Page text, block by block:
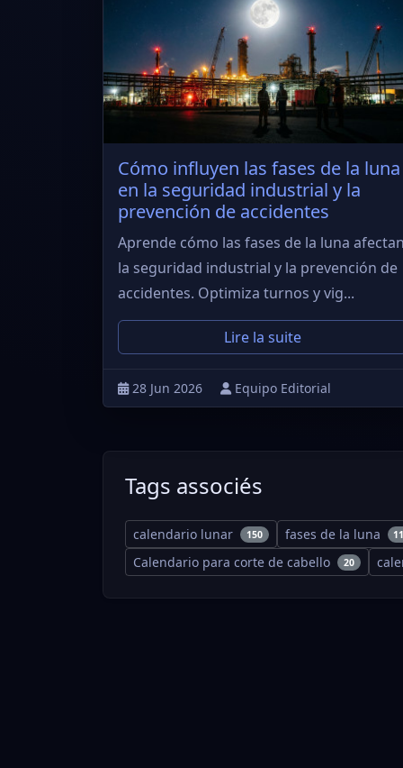
Cómo influyen las fases de la luna
en la seguridad industrial y la
prevención de accidentes
Aprende cómo las fases de la luna
la seguridad industrial y la prevención de
accidentes. Optimiza turnos y vig...
Lire la suite
28 Jun 2026 Equipo Editorial
Tags associés
calendario lunar 150 fases de la luna
Calendario para corte de cabello 20